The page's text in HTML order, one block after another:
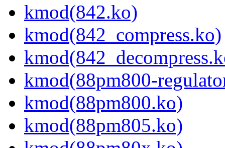
kmod(842.ko)
kmod(842_compress.ko)
kmod(88pm800-
kmod(88pm800.ko)
kmod(88pm805.ko)